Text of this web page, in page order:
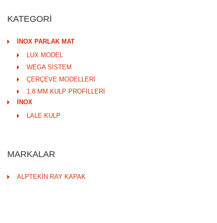
KATEGORİ
İNOX PARLAK MAT
LUX MODEL
WEGA SİSTEM
ÇERÇEVE MODELLERİ
1,8 MM KULP PROFİLLERİ
İNOX
LALE KULP
MARKALAR
ALPTEKİN RAY KAPAK